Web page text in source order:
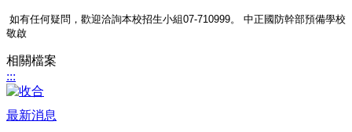
如有任何疑問，歡迎洽詢本校招生小組07-710999。 中正國防幹部預備學校
敬啟
相關檔案
:::
最新消息